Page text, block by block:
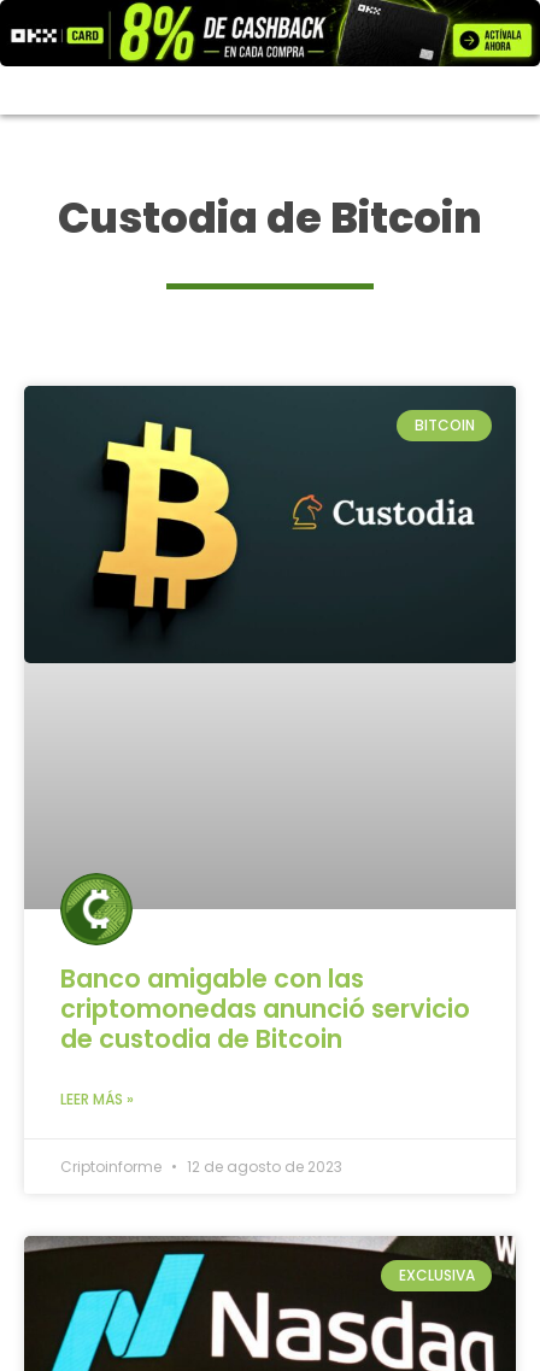
al
contenido
Custodia de Bitcoin
BITCOIN
Banco amigable con las
criptomonedas anunció servicio
de custodia de Bitcoin
LEER MÁS »
Criptoinforme 12 de agosto de 2023
EXCLUSIVA